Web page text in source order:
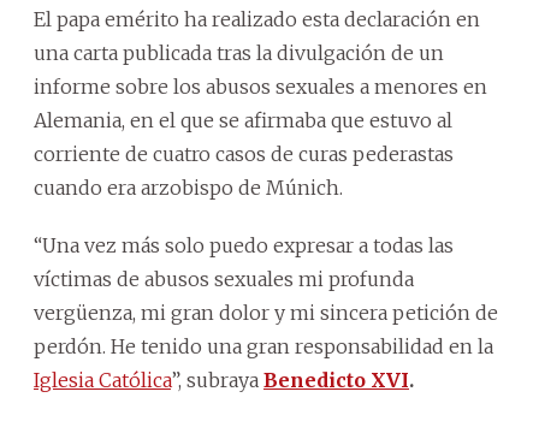
El papa emérito ha realizado esta declaración en
una carta publicada tras la divulgación de un
informe sobre los abusos sexuales a menores en
Alemania, en el que se afirmaba que estuvo al
corriente de cuatro casos de curas pederastas
cuando era arzobispo de Múnich.
“Una vez más solo puedo expresar a todas las
víctimas de abusos sexuales mi profunda
vergüenza, mi gran dolor y mi sincera petición de
perdón. He tenido una gran responsabilidad en la
Iglesia Católica”, subraya Benedicto XVI.